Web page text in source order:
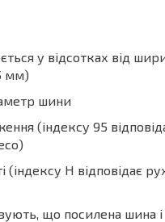
у відсотках від
мм)
шини
(індексу 95
(індексу H відповідає
що посилена шина